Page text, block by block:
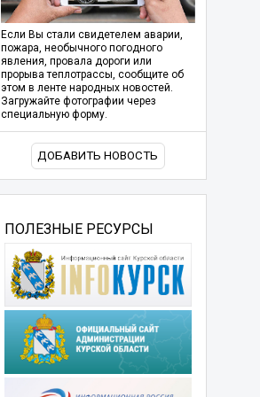
Если Вы стали свидетелем аварии,
пожара, необычного погодного
явления, провала дороги или
прорыва теплотрассы, сообщите об
этом в ленте народных новостей.
Загружайте фотографии через
специальную форму.
ДОБАВИТЬ НОВОСТЬ
ПОЛЕЗНЫЕ РЕСУРСЫ